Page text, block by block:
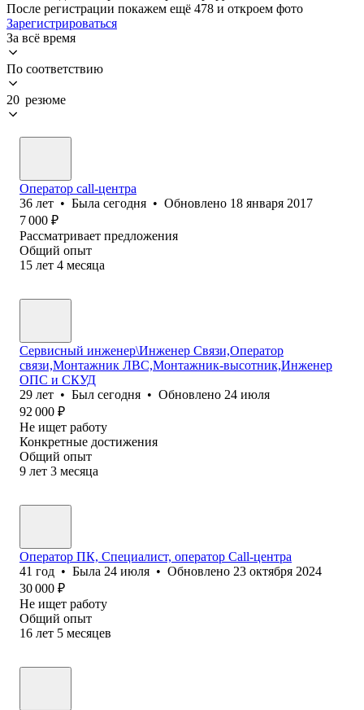
После регистрации покажем ещё 478 и откроем фото
Зарегистрироваться
За всё время
По соответствию
20 резюме
Оператор call-центра
36 лет • Была сегодня • Обновлено 18 января 2017
7 000 ₽
Рассматривает предложения
Общий опыт
15 лет 4 месяца
Сервисный инженер\Инженер Связи,Оператор
связи,Монтажник ЛВС,Монтажник-высотник,Инженер
ОПС и СКУД
29 лет • Был сегодня • Обновлено 24 июля
92 000 ₽
Не ищет работу
Конкретные достижения
Общий опыт
9 лет 3 месяца
Оператор ПК, Специалист, оператор Call-центра
41 год • Была 24 июля • Обновлено 23 октября 2024
30 000 ₽
Не ищет работу
Общий опыт
16 лет 5 месяцев